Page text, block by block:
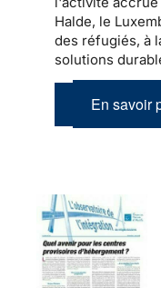
Halde, le
des réfugiés, à
solutions
En savoir